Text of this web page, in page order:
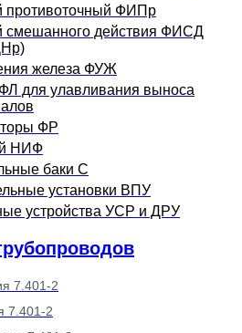
противоточный ФИПр
смешанного действия ФИСД
железа ФУЖ
для улавливания выноса
ФР
НИФ
баки С
установки ВПУ
устройства УСР и ДРУ
7.401-2
7.401-2